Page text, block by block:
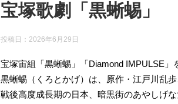
宝塚歌劇「黒蜥蜴」
投稿日： 2026年6月29日
宝塚宙組「黒蜥蜴」「Diamond IMPULSE」
黒蜥蜴（くろとかげ）は、原作・江戸川乱
戦後高度成長期の日本、暗黒街のあやしげ